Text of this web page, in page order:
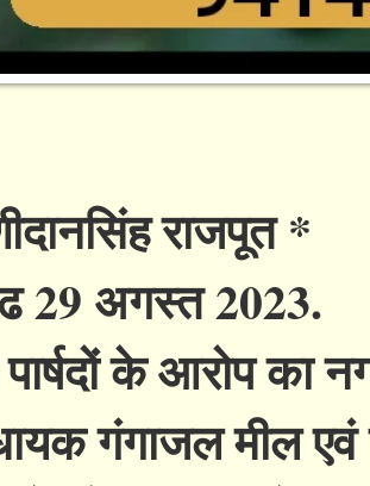
राजपूत *
29 अगस्त 2023.
के आरोप का
गंगाजल मील एवं